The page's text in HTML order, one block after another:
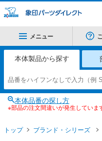
メニュー
本体製品から探す
本体品番の探し方
※部品の注文間違いが発生していま
トップ ブランド・シリーズ